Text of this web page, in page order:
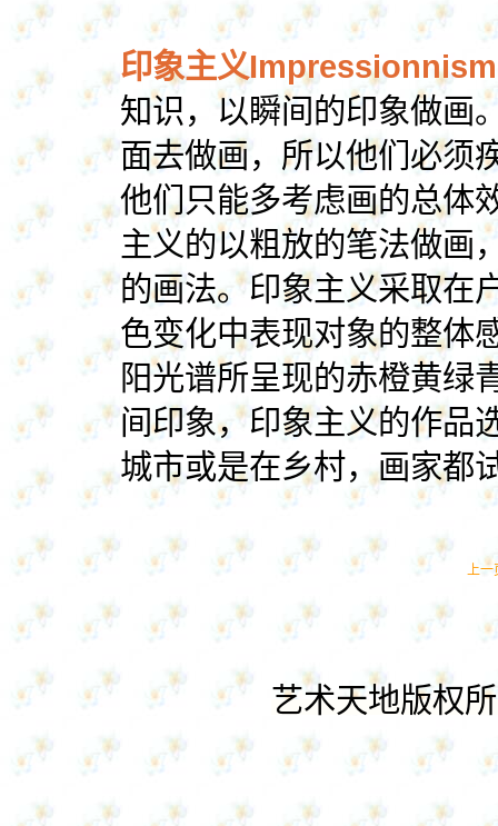
印象主义Impressionnism
知识，以瞬间的印象做画
面去做画，所以他们必须
他们只能多考虑画的总体
主义的以粗放的笔法做画
的画法。印象主义采取在
色变化中表现对象的整体
阳光谱所呈现的赤橙黄绿
间印象，印象主义的作品
城市或是在乡村，画家都
上一
艺术天地版权